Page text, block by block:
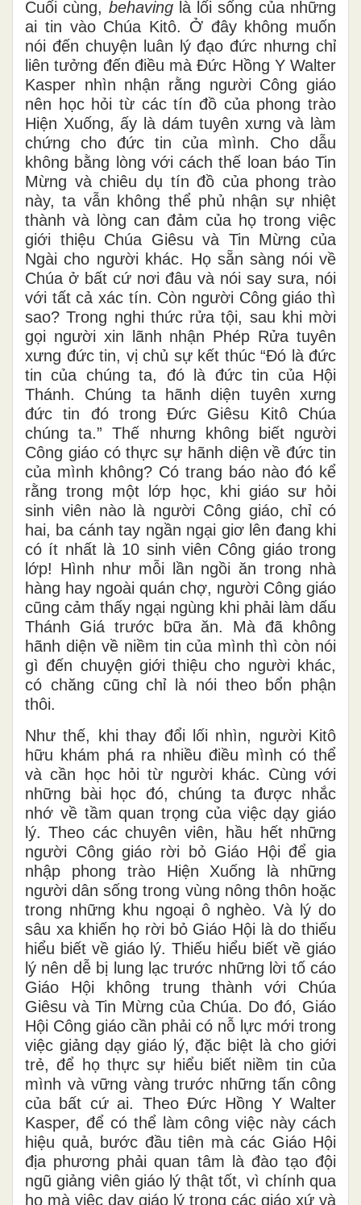
Cuối cùng, behavinglà lối sống của những
ai tin vào Chúa Kitô. Ở đây không muốn
nói đến chuyện luân lý đạo đức nhưng chỉ
liên tưởng đến điều mà Đức Hồng Y Walter
Kasper nhìn nhận rằng người Công giáo
nên học hỏi từ các tín đồ của phong trào
Hiện Xuống, ấy là dám tuyên xưng và làm
chứng cho đức tin của mình. Cho dẫu
không bằng lòng với cách thế loan báo Tin
Mừng và chiêu dụ tín đồ của phong trào
này, ta vẫn không thể phủ nhận sự nhiệt
thành và lòng can đảm của họ trong việc
giới thiệu Chúa Giêsu và Tin Mừng của
Ngài cho người khác. Họ sẵn sàng nói về
Chúa ở bất cứ nơi đâu và nói say sưa, nói
với tất cả xác tín. Còn người Công giáo thì
sao? Trong nghi thức rửa tội, sau khi mời
gọi người xin lãnh nhận Phép Rửa tuyên
xưng đức tin, vị chủ sự kết thúc “Đó là đức
tin của chúng ta, đó là đức tin của Hội
Thánh. Chúng ta hãnh diện tuyên xưng
đức tin đó trong Đức Giêsu Kitô Chúa
chúng ta.” Thế nhưng không biết người
Công giáo có thực sự hãnh diện về đức tin
của mình không? Có trang báo nào đó kể
rằng trong một lớp học, khi giáo sư hỏi
sinh viên nào là người Công giáo, chỉ có
hai, ba cánh tay ngần ngại giơ lên đang khi
có ít nhất là 10 sinh viên Công giáo trong
lớp! Hình như mỗi lần ngồi ăn trong nhà
hàng hay ngoài quán chợ, người Công giáo
cũng cảm thấy ngại ngùng khi phải làm dấu
Thánh Giá trước bữa ăn. Mà đã không
hãnh diện về niềm tin của mình thì còn nói
gì đến chuyện giới thiệu cho người khác,
có chăng cũng chỉ là nói theo bổn phận
thôi.
Như thế, khi thay đổi lối nhìn, người Kitô
hữu khám phá ra nhiều điều mình có thể
và cần học hỏi từ người khác. Cùng với
những bài học đó, chúng ta được nhắc
nhớ về tầm quan trọng của việc dạy giáo
lý. Theo các chuyên viên, hầu hết những
người Công giáo rời bỏ Giáo Hội để gia
nhập phong trào Hiện Xuống là những
người dân sống trong vùng nông thôn hoặc
trong những khu ngoại ô nghèo. Và lý do
sâu xa khiến họ rời bỏ Giáo Hội là do thiếu
hiểu biết về giáo lý. Thiếu hiểu biết về giáo
lý nên dễ bị lung lạc trước những lời tố cáo
Giáo Hội không trung thành với Chúa
Giêsu và Tin Mừng của Chúa. Do đó, Giáo
Hội Công giáo cần phải có nỗ lực mới trong
việc giảng dạy giáo lý, đặc biệt là cho giới
trẻ, để họ thực sự hiểu biết niềm tin của
mình và vững vàng trước những tấn công
của bất cứ ai. Theo Đức Hồng Y Walter
Kasper, để có thể làm công việc này cách
hiệu quả, bước đầu tiên mà các Giáo Hội
địa phương phải quan tâm là đào tạo đội
ngũ giảng viên giáo lý thật tốt, vì chính qua
họ mà việc dạy giáo lý trong các giáo xứ và